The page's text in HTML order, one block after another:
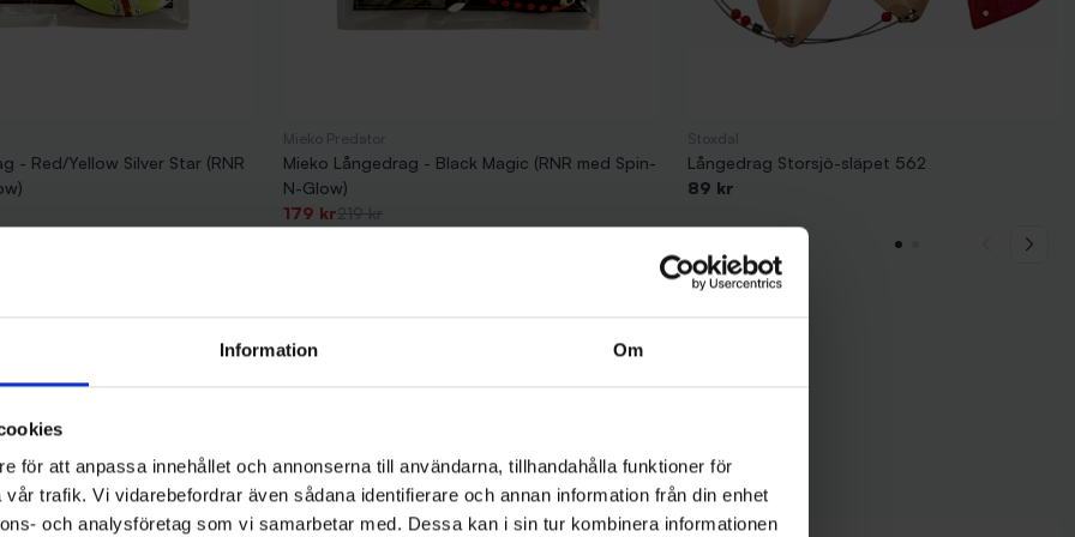
Information Om
för att anpassa innehållet och annonserna till användarna, tillhandahålla funktioner för
trafik. Vi vidarebefordrar även sådana identifierare och annan information från din enhet
och analysföretag som vi samarbetar med. Dessa kan i sin tur kombinera informationen
- Red/Yellow Silver Star (RNR
Mieko Långedrag - Black Magic (RNR med Spin-
N-Glow)
179 kr
-18%
Långedrag Storsjö-släpet 562
89 kr